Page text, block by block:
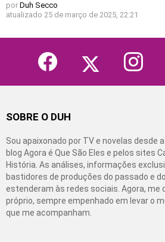
por Duh Secco
atualizado 25 de março de 2025, 22:21
facebook
SOBRE O DUH
Sou apaixonado por TV e novelas desde
blog Agora é Que São Eles e pelos sites
História. As análises, informações
bastidores de produções do passado e
estenderam às redes sociais. Agora, me
próprio, sempre empenhado em levar o
que me acompanham.